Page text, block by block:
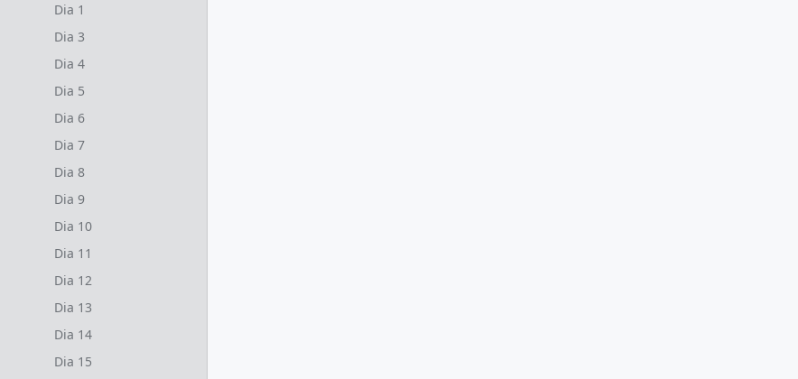
Dia 1
Dia 3
Dia 4
Dia 5
Dia 6
Dia 7
Dia 8
Dia 9
Dia 10
Dia 11
Dia 12
Dia 13
Dia 14
Dia 15